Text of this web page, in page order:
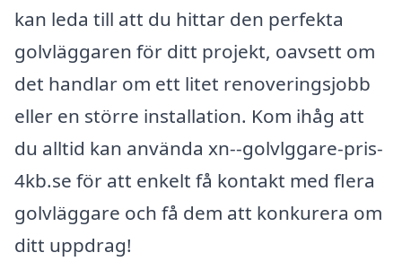
kan leda till att du hittar den perfekta
golvläggaren för ditt projekt, oavsett om
det handlar om ett litet renoveringsjobb
eller en större installation. Kom ihåg att
du alltid kan använda xn--golvlggare-pris-
4kb.se för att enkelt få kontakt med flera
golvläggare och få dem att konkurera om
ditt uppdrag!